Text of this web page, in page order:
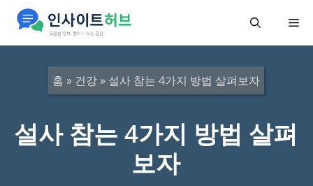
메
홈 » 건강» 설사 참는 4가지 방법 살펴보자
설사 참는 4가지 방법 살펴
보자